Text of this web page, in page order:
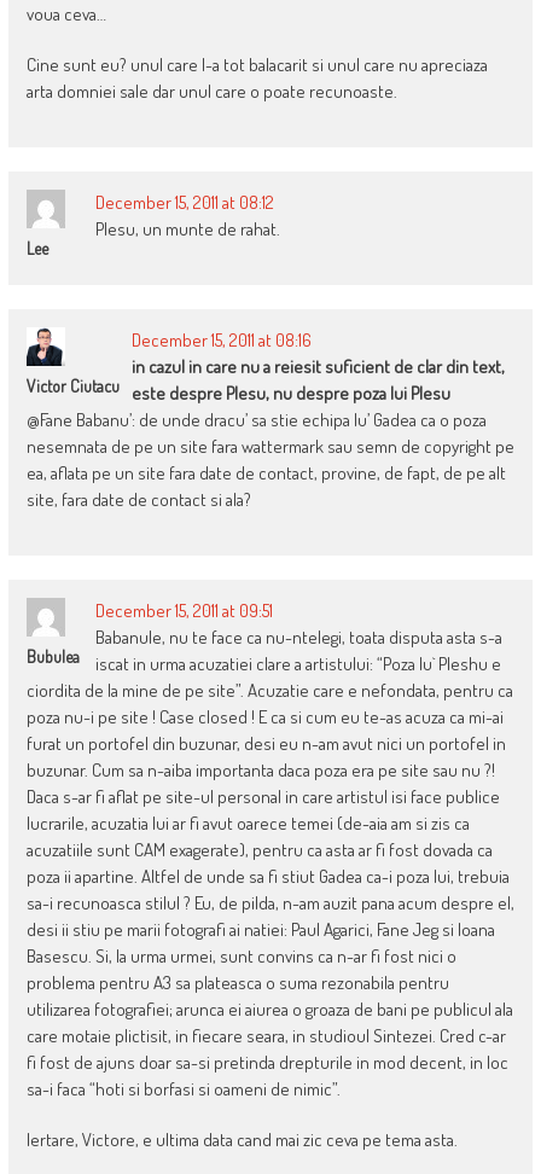
voua ceva…
Cine sunt eu? unul care l-a tot balacarit si unul care nu apreciaza
arta domniei sale dar unul care o poate recunoaste.
Lee
December 15, 2011 at 08:12
Plesu, un munte de rahat.
Victor Ciutacu
December 15, 2011 at 08:16
in cazul in care nu a reiesit suficient de clar din text,
este despre Plesu, nu despre poza lui Plesu
@Fane Babanu’: de unde dracu’ sa stie echipa lu’ Gadea ca o poza
nesemnata de pe un site fara wattermark sau semn de copyright pe
ea, aflata pe un site fara date de contact, provine, de fapt, de pe alt
site, fara date de contact si ala?
Bubulea
December 15, 2011 at 09:51
Babanule, nu te face ca nu-ntelegi, toata disputa asta s-a
iscat in urma acuzatiei clare a artistului: “Poza lu` Pleshu e
ciordita de la mine de pe site”. Acuzatie care e nefondata, pentru ca
poza nu-i pe site ! Case closed ! E ca si cum eu te-as acuza ca mi-ai
furat un portofel din buzunar, desi eu n-am avut nici un portofel in
buzunar. Cum sa n-aiba importanta daca poza era pe site sau nu ?!
Daca s-ar fi aflat pe site-ul personal in care artistul isi face publice
lucrarile, acuzatia lui ar fi avut oarece temei (de-aia am si zis ca
acuzatiile sunt CAM exagerate), pentru ca asta ar fi fost dovada ca
poza ii apartine. Altfel de unde sa fi stiut Gadea ca-i poza lui, trebuia
sa-i recunoasca stilul ? Eu, de pilda, n-am auzit pana acum despre el,
desi ii stiu pe marii fotografi ai natiei: Paul Agarici, Fane Jeg si Ioana
Basescu. Si, la urma urmei, sunt convins ca n-ar fi fost nici o
problema pentru A3 sa plateasca o suma rezonabila pentru
utilizarea fotografiei; arunca ei aiurea o groaza de bani pe publicul ala
care motaie plictisit, in fiecare seara, in studioul Sintezei. Cred c-ar
fi fost de ajuns doar sa-si pretinda drepturile in mod decent, in loc
sa-i faca “hoti si borfasi si oameni de nimic”.
Iertare, Victore, e ultima data cand mai zic ceva pe tema asta.